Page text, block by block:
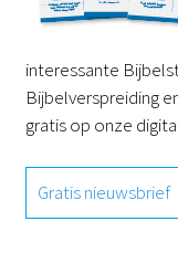
interessante
Bijbelverspreiding
gratis op onze
Gratis nieuwsbrief